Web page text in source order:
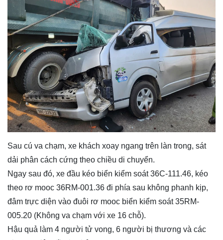
Sau cú va chạm, xe khách xoay ngang trên làn trong, sát
dải phân cách cứng theo chiều di chuyển.
Ngay sau đó, xe đầu kéo biển kiểm soát 36C-111.46, kéo
theo rơ mooc 36RM-001.36 đi phía sau không phanh kịp,
đâm trực diện vào đuôi rơ mooc biển kiểm soát 35RM-
005.20 (Không va chạm với xe 16 chỗ).
Hậu quả làm 4 người tử vong, 6 người bị thương và các